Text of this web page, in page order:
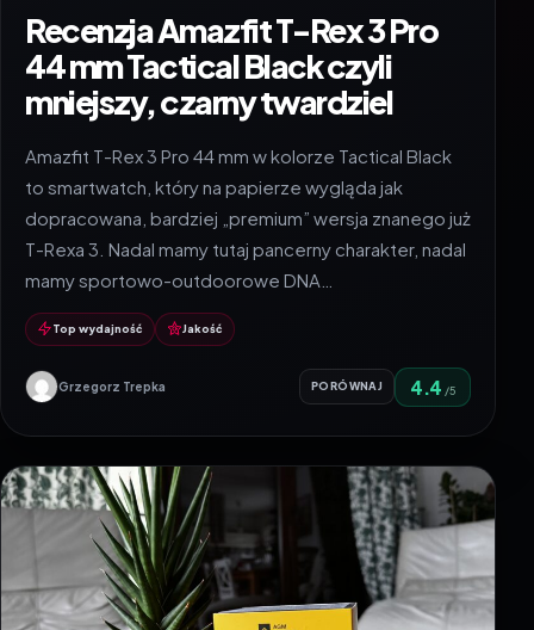
Recenzja Amazfit T-Rex 3 Pro
44 mm Tactical Black czyli
mniejszy, czarny twardziel
Amazfit T-Rex 3 Pro 44 mm w kolorze Tactical Black
to smartwatch, który na papierze wygląda jak
dopracowana, bardziej „premium” wersja znanego już
T-Rexa 3. Nadal mamy tutaj pancerny charakter, nadal
mamy sportowo-outdoorowe DNA…
Top wydajność Jakość
Grzegorz Trepka PORÓWNAJ 4.4 /5